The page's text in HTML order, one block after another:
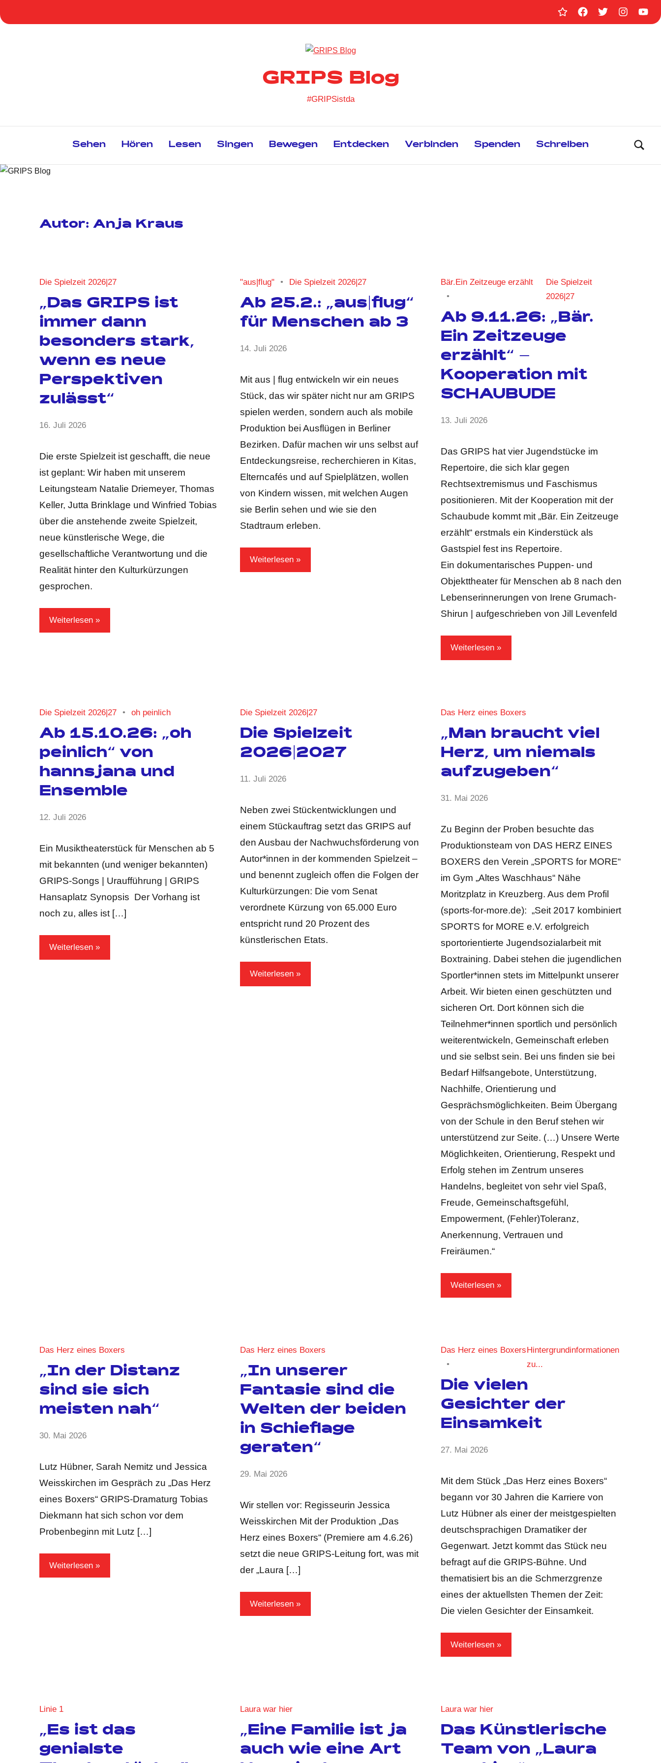
Inhalt
Homepage
GRIPS
Facebook
Twitter
GRIPS Blog
#GRIPSistda
Sehen Hören Lesen Singen Bewegen Entdecken Verbinden Spenden Schreiben
Autor: Anja Kraus
Die Spielzeit 2026|27
„Das GRIPS ist
immer dann
besonders stark,
wenn es neue
Perspektiven
zulässt“
von
Kraus
16. Juli 2026
Die erste Spielzeit ist geschafft, die neue
ist geplant: Wir haben mit unserem
Leitungsteam Natalie Driemeyer, Thomas
Keller, Jutta Brinklage und Winfried Tobias
über die anstehende zweite Spielzeit,
neue künstlerische Wege, die
gesellschaftliche Verantwortung und die
Realität hinter den Kulturkürzungen
gesprochen.
Weiterlesen
"aus|flug" Die Spielzeit 2026|27
Ab 25.2.: „aus|flug“
für Menschen ab 3
von
Kraus
14. Juli 2026
Mit aus | flug entwickeln wir ein neues
Stück, das wir später nicht nur am GRIPS
spielen werden, sondern auch als mobile
Produktion bei Ausflügen in Berliner
Bezirken. Dafür machen wir uns selbst auf
Entdeckungsreise, recherchieren in Kitas,
Elterncafés und auf Spielplätzen, wollen
von Kindern wissen, mit welchen Augen
sie Berlin sehen und wie sie den
Stadtraum erleben.
Weiterlesen
Bär.Ein Zeitzeuge erzählt
Die Spielzeit
2026|27
Ab 9.11.26: „Bär.
Ein Zeitzeuge
erzählt“ –
Kooperation mit
SCHAUBUDE
von
Kraus
13. Juli 2026
Das GRIPS hat vier Jugendstücke im
Repertoire, die sich klar gegen
Rechtsextremismus und Faschismus
positionieren. Mit der Kooperation mit der
Schaubude kommt mit „Bär. Ein Zeitzeuge
erzählt“ erstmals ein Kinderstück als
Gastspiel fest ins Repertoire.
Ein dokumentarisches Puppen- und
Objekttheater für Menschen ab 8 nach den
Lebenserinnerungen von Irene Grumach-
Shirun | aufgeschrieben von Jill Levenfeld
Weiterlesen
Die Spielzeit 2026|27 oh peinlich
Ab 15.10.26: „oh
peinlich“ von
hannsjana und
Ensemble
von
Kraus
12. Juli 2026
Ein Musiktheaterstück für Menschen ab 5
mit bekannten (und weniger bekannten)
GRIPS-Songs | Uraufführung | GRIPS
Hansaplatz Synopsis Der Vorhang ist
noch zu, alles ist […]
Weiterlesen
Die Spielzeit 2026|27
Die Spielzeit
2026|2027
von
Kraus
11. Juli 2026
Neben zwei Stückentwicklungen und
einem Stückauftrag setzt das GRIPS auf
den Ausbau der Nachwuchsförderung von
Autor*innen in der kommenden Spielzeit –
und benennt zugleich offen die Folgen der
Kulturkürzungen: Die vom Senat
verordnete Kürzung von 65.000 Euro
entspricht rund 20 Prozent des
künstlerischen Etats.
Weiterlesen
Das Herz eines Boxers
„Man braucht viel
Herz, um niemals
aufzugeben“
von
Kraus
31. Mai 2026
Zu Beginn der Proben besuchte das
Produktionsteam von DAS HERZ EINES
BOXERS den Verein „SPORTS for MORE“
im Gym „Altes Waschhaus“ Nähe
Moritzplatz in Kreuzberg. Aus dem Profil
(sports-for-more.de): „Seit 2017 kombiniert
SPORTS for MORE e.V. erfolgreich
sportorientierte Jugendsozialarbeit mit
Boxtraining. Dabei stehen die jugendlichen
Sportler*innen stets im Mittelpunkt unserer
Arbeit. Wir bieten einen geschützten und
sicheren Ort. Dort können sich die
Teilnehmer*innen sportlich und persönlich
weiterentwickeln, Gemeinschaft erleben
und sie selbst sein. Bei uns finden sie bei
Bedarf Hilfsangebote, Unterstützung,
Nachhilfe, Orientierung und
Gesprächsmöglichkeiten. Beim Übergang
von der Schule in den Beruf stehen wir
unterstützend zur Seite. (…) Unsere Werte
Möglichkeiten, Orientierung, Respekt und
Erfolg stehen im Zentrum unseres
Handelns, begleitet von sehr viel Spaß,
Freude, Gemeinschaftsgefühl,
Empowerment, (Fehler)Toleranz,
Anerkennung, Vertrauen und
Freiräumen.“
Weiterlesen
Das Herz eines Boxers
„In der Distanz
sind sie sich
meisten nah“
von
Kraus
30. Mai 2026
Lutz Hübner, Sarah Nemitz und Jessica
Weisskirchen im Gespräch zu „Das Herz
eines Boxers“ GRIPS-Dramaturg Tobias
Diekmann hat sich schon vor dem
Probenbeginn mit Lutz […]
Weiterlesen
Das Herz eines Boxers
„In unserer
Fantasie sind die
Welten der beiden
in Schieflage
geraten“
von
Kraus
29. Mai 2026
Wir stellen vor: Regisseurin Jessica
Weisskirchen Mit der Produktion „Das
Herz eines Boxers“ (Premiere am 4.6.26)
setzt die neue GRIPS-Leitung fort, was mit
der „Laura […]
Weiterlesen
Das Herz eines BoxersHintergrundinformationen
zu...
Die vielen
Gesichter der
Einsamkeit
von
Kraus
27. Mai 2026
Mit dem Stück „Das Herz eines Boxers“
begann vor 30 Jahren die Karriere von
Lutz Hübner als einer der meistgespielten
deutschsprachigen Dramatiker der
Gegenwart. Jetzt kommt das Stück neu
befragt auf die GRIPS-Bühne. Und
thematisiert bis an die Schmerzgrenze
eines der aktuellsten Themen der Zeit:
Die vielen Gesichter der Einsamkeit.
Weiterlesen
Linie 1
„Es ist das
genialste
Laura war hier
„Eine Familie ist ja
auch wie eine Art
Laura war hier
Das Künstlerische
Team von „Laura